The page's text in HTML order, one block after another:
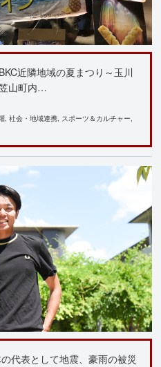
近隣地域の夏まつり～玉川
山町内…
社会・地域連携 スポーツ＆カルチャー
代表として地震、豪雨の被災